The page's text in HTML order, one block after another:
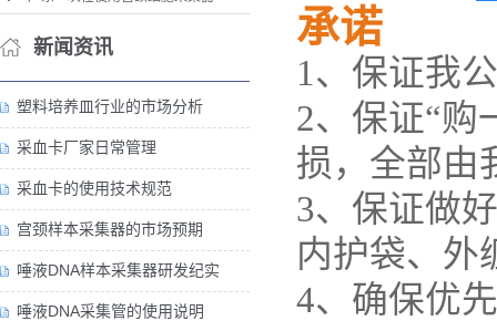
新闻资讯
塑料培养皿行业的市场分析
采血卡厂家日常管理
采血卡的使用技术规范
宫颈样本采集器的市场预期
唾液DNA样本采集器研发纪实
唾液DNA采集管的使用说明
承诺
1、保证我
2、保证“购
损，全部由
3、保证做
内护袋、外
4、确保优